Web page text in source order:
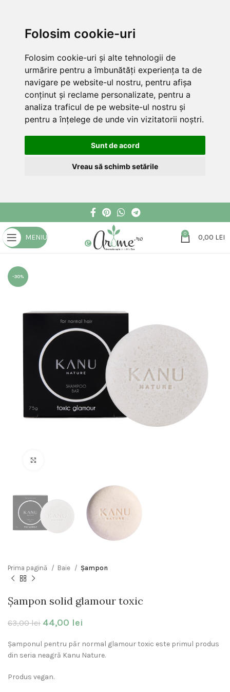
Folosim cookie-uri
Folosim cookie-uri și alte tehnologii de
urmărire pentru a îmbunătăți experiența ta de
navigare pe website-ul nostru, pentru afișa
conținut și reclame personalizate, pentru a
analiza traficul de pe website-ul nostru și
pentru a înțelege de unde vin vizitatorii noștri.
Sunt de acord
Vreau să schimb setările
MENIU 0 0,00 LEI
-30%
Prima pagină Baie Șampon
Șampon solid glamour toxic
63,00lei 44,00 lei
Șamponul pentru păr normal glamour toxic este primul produs
din seria neagră Kanu Nature.
Produs vegan.